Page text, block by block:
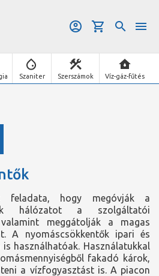
Szaniter Szerszámok Víz-gáz-fűtés
feladata, hogy megóvják a
hálózatot a szolgáltatói
meggátolják a magas
A nyomáscsökkentők ipari és
is használhatóak. Használatukkal
fakadó károk,
a vízfogyasztást is. A piacon